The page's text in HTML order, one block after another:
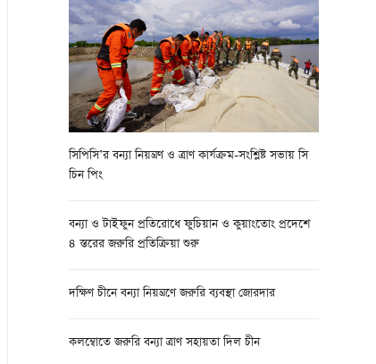
সিপিসি’র বন্যা নিয়ন্ত্রণ ও ত্রাণ কার্যক্রম-সংশ্লিষ্ট সভায় সি
চিন পিং
বন্যা ও টাইফুন প্রতিরোধে ফুচিয়ান ও কুয়াংতোং প্রদেশে
৪ স্তরের জরুরি প্রতিক্রিয়া শুরু
দক্ষিণ চীনে বন্যা নিয়ন্ত্রণে জরুরি ব্যবস্থা জোরদার
কলম্বোতে জরুরি বন্যা ত্রাণ সহায়তা দিল চীন